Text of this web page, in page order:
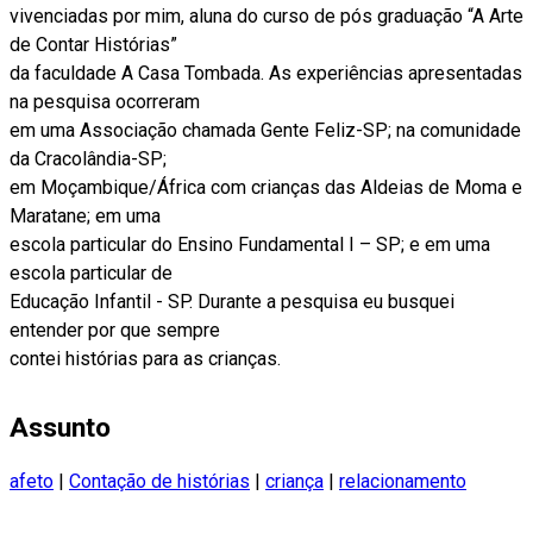
vivenciadas por mim, aluna do curso de pós graduação “A Arte
de Contar Histórias”
da faculdade A Casa Tombada. As experiências apresentadas
na pesquisa ocorreram
em uma Associação chamada Gente Feliz-SP; na comunidade
da Cracolândia-SP;
em Moçambique/África com crianças das Aldeias de Moma e
Maratane; em uma
escola particular do Ensino Fundamental I – SP; e em uma
escola particular de
Educação Infantil - SP. Durante a pesquisa eu busquei
entender por que sempre
contei histórias para as crianças.
Assunto
afeto | Contação de histórias | criança | relacionamento